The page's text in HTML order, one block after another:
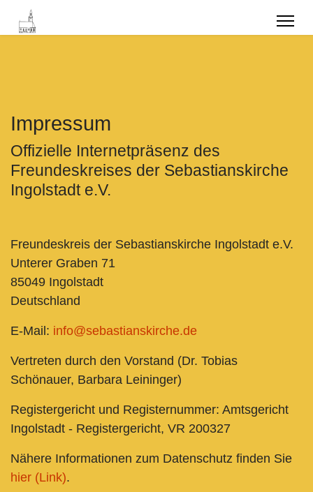
Impressum
Offizielle Internetpräsenz des
Freundeskreises der Sebastianskirche
Ingolstadt e.V.
Freundeskreis der Sebastianskirche Ingolstadt e.V.
Unterer Graben 71
85049 Ingolstadt
Deutschland
E-Mail: info@sebastianskirche.de
Vertreten durch den Vorstand (Dr. Tobias
Schönauer, Barbara Leininger)
Registergericht und Registernummer: Amtsgericht
Ingolstadt - Registergericht, VR 200327
Nähere Informationen zum Datenschutz finden Sie
hier (Link).